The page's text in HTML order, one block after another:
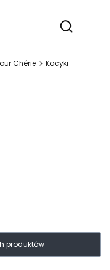
Otwórz
Chérie Kocyki
produktów